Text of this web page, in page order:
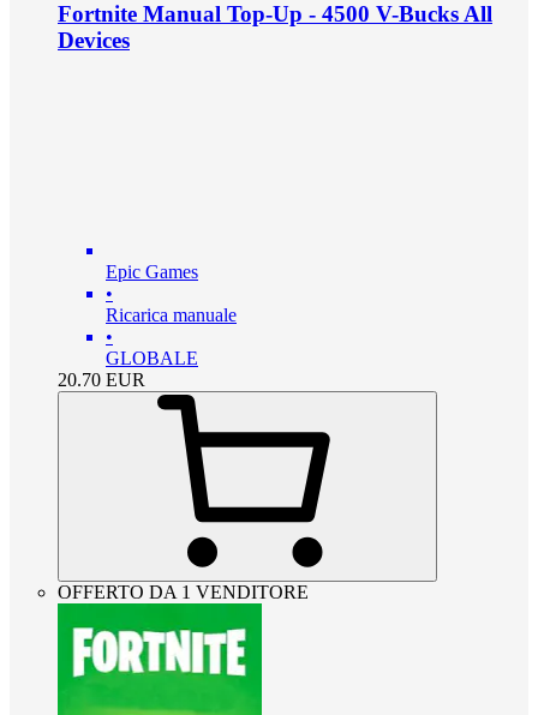
Fortnite Manual Top-Up - 4500 V-Bucks All
Devices
Epic Games
•
Ricarica manuale
•
GLOBALE
20.70 EUR
OFFERTO DA 1 VENDITORE